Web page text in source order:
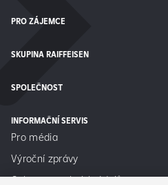
PRO ZÁJEMCE
INFORMAČNÍ SERVIS
Pro média
Výroční zprávy
Ochrana osobních údajů
SKUPINA RAIFFEISEN
SPOLEČNOST